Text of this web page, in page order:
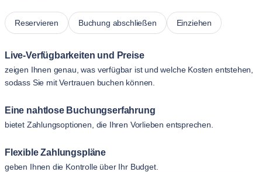
Reservieren Buchung abschließen Einziehen
Live-Verfügbarkeiten und Preise
zeigen Ihnen genau, was verfügbar ist und welche Kosten entstehen,
sodass Sie mit Vertrauen buchen können.
Eine nahtlose Buchungserfahrung
bietet Zahlungsoptionen, die Ihren Vorlieben entsprechen.
Flexible Zahlungspläne
geben Ihnen die Kontrolle über Ihr Budget.